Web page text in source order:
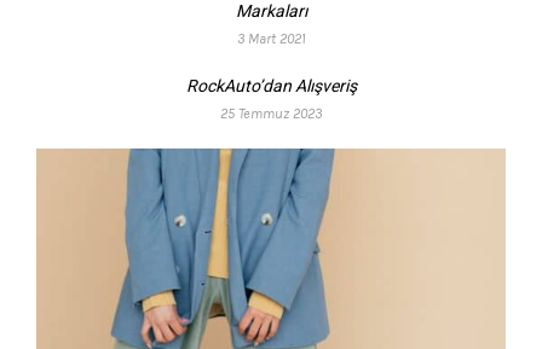
Markaları
3 Mart 2021
RockAuto’dan Alışveriş
25 Temmuz 2023